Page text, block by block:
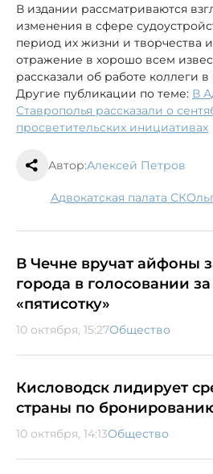
В издании рассматриваются
изменения в сфере
период их жизни и творчества
отражение в хорошо всем
рассказали об работе коллеги
Другие публикации по теме: В
Ставрополья рассказали о
просветительских инициативах
Автор:Алексей Петров
Адвокатская палата СК
В Чечне вручат айфоны
города в голосовании
«пятисотку»
10 октября, 15:27Общество
Кисловодск лидирует
страны по
10 октября, 14:13Общество